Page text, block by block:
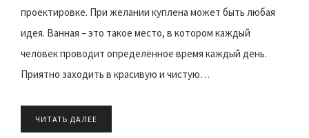
проектировке. При желании куплена может быть любая
идея. Ванная – это такое место, в котором каждый
человек проводит определённое время каждый день.
Приятно заходить в красивую и чистую…
ЧИТАТЬ ДАЛЕЕ